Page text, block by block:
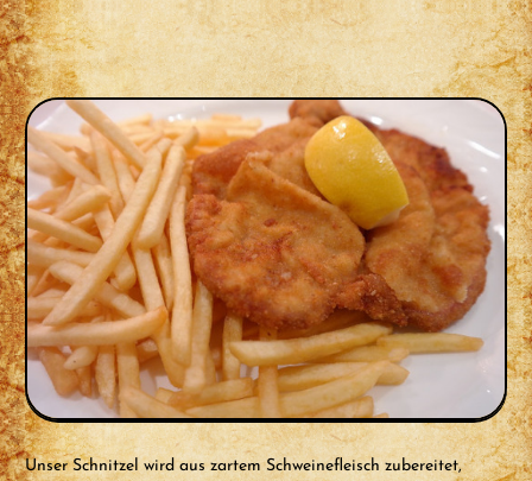
Unser Schnitzel wird aus zartem Schweinefleisch zubereitet,